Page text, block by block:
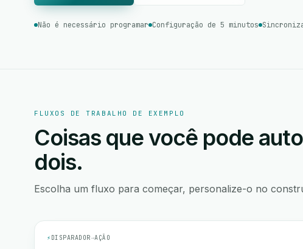
Não é necessário programar Configuração de 5 minutos
FLUXOS DE TRABALHO DE EXEMPLO
Coisas que você pode
dois.
Escolha um fluxo para começar, personalize-o no
⚡ DISPARADOR→AÇÃO